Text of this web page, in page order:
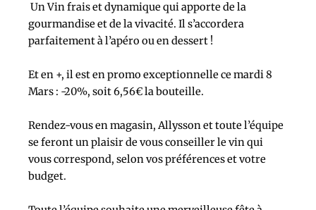
Un Vin frais et dynamique qui apporte de la
gourmandise et de la vivacité. Il s’accordera
parfaitement à l’apéro ou en dessert !
Et en +, il est en promo exceptionnelle ce mardi 8
Mars : -20%, soit 6,56€ la bouteille.
Rendez-vous en magasin, Allysson et toute l’équipe
se feront un plaisir de vous conseiller le vin qui
vous correspond, selon vos préférences et votre
budget.